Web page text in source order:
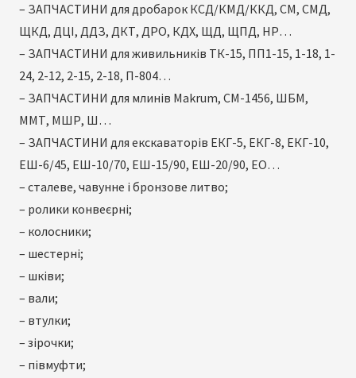
– ЗАПЧАСТИНИ для дробарок КСД/КМД/ККД, СМ, СМД,
ЩКД, ДЦІ, ДДЗ, ДКТ, ДРО, КДХ, ЩД, ЩПД, НР…
– ЗАПЧАСТИНИ для живильників ТК-15, ПП1-15, 1-18, 1-
24, 2-12, 2-15, 2-18, П-804…
– ЗАПЧАСТИНИ для млинів Makrum, СМ-1456, ШБМ,
ММТ, МШР, Ш…
– ЗАПЧАСТИНИ для екскаваторів ЕКГ-5, ЕКГ-8, ЕКГ-10,
ЕШ-6/45, ЕШ-10/70, ЕШ-15/90, ЕШ-20/90, ЕО…
– сталеве, чавунне і бронзове литво;
– ролики конвеєрні;
– колосники;
– шестерні;
– шківи;
– вали;
– втулки;
– зірочки;
– півмуфти;